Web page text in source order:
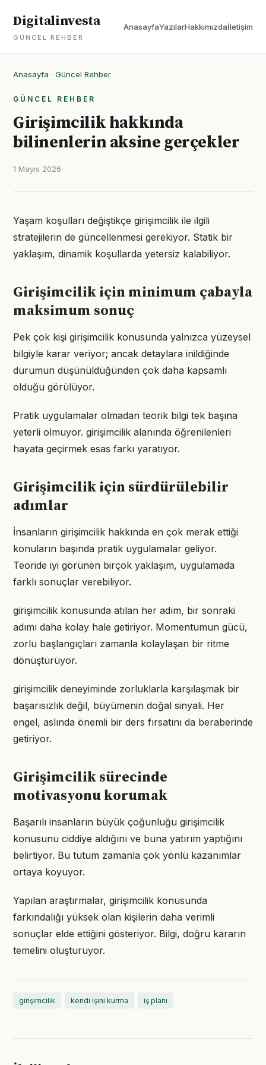
Digitalinvesta
GÜNCEL REHBER
AnasayfaYazılarHakkımızdaİletişim
Anasayfa · Güncel Rehber
GÜNCEL REHBER
Girişimcilik hakkında
bilinenlerin aksine gerçekler
1 Mayıs 2026
Yaşam koşulları değiştikçe girişimcilik ile ilgili
stratejilerin de güncellenmesi gerekiyor. Statik bir
yaklaşım, dinamik koşullarda yetersiz kalabiliyor.
Girişimcilik için minimum çabayla
maksimum sonuç
Pek çok kişi girişimcilik konusunda yalnızca yüzeysel
bilgiyle karar veriyor; ancak detaylara inildiğinde
durumun düşünüldüğünden çok daha kapsamlı
olduğu görülüyor.
Pratik uygulamalar olmadan teorik bilgi tek başına
yeterli olmuyor. girişimcilik alanında öğrenilenleri
hayata geçirmek esas farkı yaratıyor.
Girişimcilik için sürdürülebilir
adımlar
İnsanların girişimcilik hakkında en çok merak ettiği
konuların başında pratik uygulamalar geliyor.
Teoride iyi görünen birçok yaklaşım, uygulamada
farklı sonuçlar verebiliyor.
girişimcilik konusunda atılan her adım, bir sonraki
adımı daha kolay hale getiriyor. Momentumun gücü,
zorlu başlangıçları zamanla kolaylaşan bir ritme
dönüştürüyor.
girişimcilik deneyiminde zorluklarla karşılaşmak bir
başarısızlık değil, büyümenin doğal sinyali. Her
engel, aslında önemli bir ders fırsatını da beraberinde
getiriyor.
Girişimcilik sürecinde
motivasyonu korumak
Başarılı insanların büyük çoğunluğu girişimcilik
konusunu ciddiye aldığını ve buna yatırım yaptığını
belirtiyor. Bu tutum zamanla çok yönlü kazanımlar
ortaya koyuyor.
Yapılan araştırmalar, girişimcilik konusunda
farkındalığı yüksek olan kişilerin daha verimli
sonuçlar elde ettiğini gösteriyor. Bilgi, doğru kararın
temelini oluşturuyor.
girişimcilik kendi işini kurma iş planı